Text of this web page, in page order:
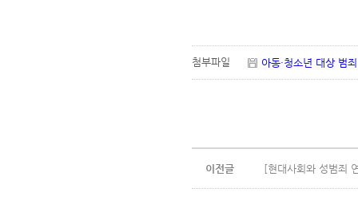
첨부파일 아동·청소년 대상 범
이전글 [현대사회와 성범죄